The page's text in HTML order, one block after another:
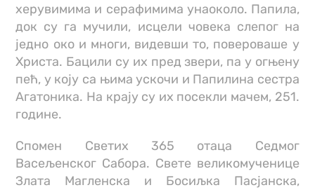
херувимима и серафимима унаоколо. Папила,
док су га мучили, исцели човека слепог на
једно око и многи, видевши то, повероваше у
Христа. Бацили су их пред звери, па у огњену
пећ, у коју са њима ускочи и Папилина сестра
Агатоника. На крају су их посекли мачем, 251.
године.
Спомен Светих 365 отаца Седмог
Васељенског Сабора. Свете великомученице
Злата Магленска и Босиљка Пасјанска,